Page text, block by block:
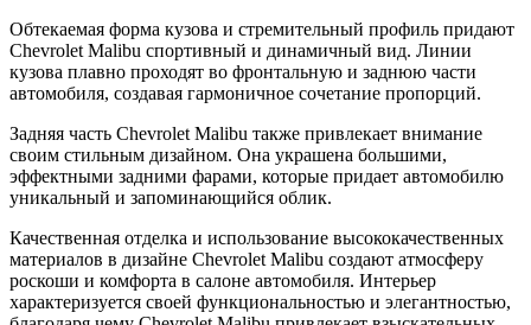
Обтекаемая форма кузова и стремительный профиль придают
Chevrolet Malibu спортивный и динамичный вид. Линии
кузова плавно проходят во фронтальную и заднюю части
автомобиля, создавая гармоничное сочетание пропорций.
Задняя часть Chevrolet Malibu также привлекает внимание
своим стильным дизайном. Она украшена большими,
эффектными задними фарами, которые придает автомобилю
уникальный и запоминающийся облик.
Качественная отделка и использование высококачественных
материалов в дизайне Chevrolet Malibu создают атмосферу
роскоши и комфорта в салоне автомобиля. Интерьер
характеризуется своей функциональностью и элегантностью,